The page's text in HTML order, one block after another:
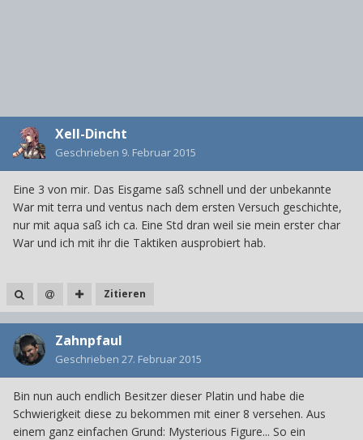
Xell-Dincht
Geschrieben 9. Februar 2015
Eine 3 von mir. Das Eisgame saß schnell und der unbekannte
War mit terra und ventus nach dem ersten Versuch geschichte,
nur mit aqua saß ich ca. Eine Std dran weil sie mein erster char
War und ich mit ihr die Taktiken ausprobiert hab.
Zitieren
Zahnpfaul
Geschrieben 27. Februar 2015
Bin nun auch endlich Besitzer dieser Platin und habe die
Schwierigkeit diese zu bekommen mit einer 8 versehen. Aus
einem ganz einfachen Grund: Mysterious Figure... So ein